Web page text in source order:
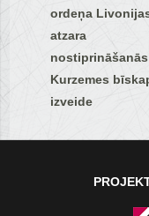
ordeņa
atzara
Kurzemes
izveide